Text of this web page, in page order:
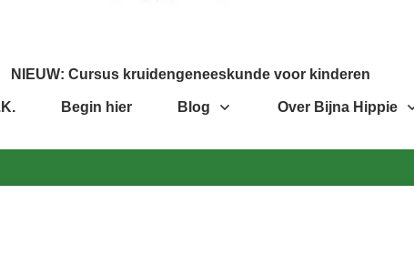
NIEUW: Cursus kruidengeneeskunde voor kinderen
Begin hier Blog Over Bijna Hippie